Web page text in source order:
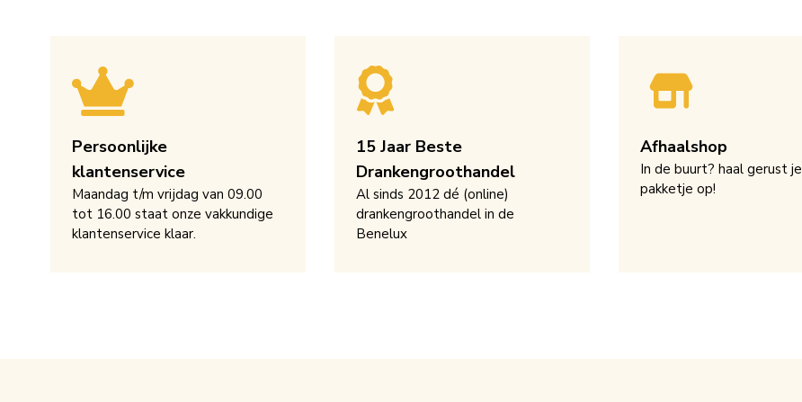
Persoonlijke
klantenservice
Maandag t/m vrijdag van 09.00
tot 16.00 staat onze vakkundige
klantenservice klaar.
15 Jaar Beste
Drankengroothandel
Al sinds 2012 dé (online)
drankengroothandel in de
Benelux
Afhaalshop
In de buurt? haal gerust je
pakketje op!